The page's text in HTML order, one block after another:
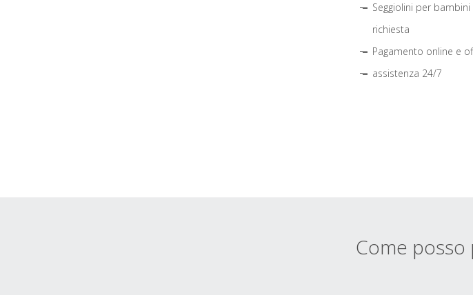
Seggiolini per
richiesta
Pagamento online e
assistenza 24/7
Come posso